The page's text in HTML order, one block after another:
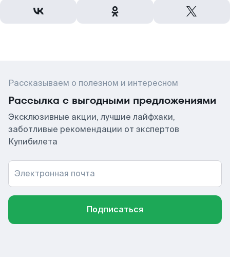
Рассказываем о полезном и интересном
Рассылка с выгодными предложениями
Эксклюзивные акции, лучшие лайфхаки,
заботливые рекомендации от экспертов
Купибилета
Электронная почта
Подписаться